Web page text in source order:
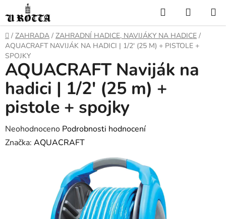
na
obsah
Hledat
KOŠÍK
DOMŮ
/ ZAHRADA / ZAHRADNÍ HADICE, NAVIJÁKY NA HADICE /
AQUACRAFT NAVIJÁK NA HADICI | 1/2' (25 M) + PISTOLE +
SPOJKY
AQUACRAFT Naviják na
hadici | 1/2' (25 m) +
pistole + spojky
Průměrné
hodnocení
Neohodnoceno Podrobnosti hodnocení
Značka: AQUACRAFT